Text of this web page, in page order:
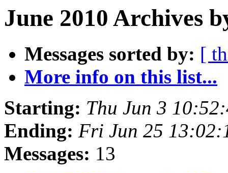
June 2010 Archives
Messages sorted by: [
More info on this list...
Starting: Thu Jun 3
Ending: Fri Jun 25
Messages: 13